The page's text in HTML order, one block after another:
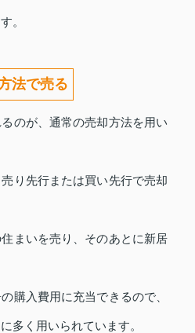
。
法で売る
のが、通常の売却方法を用い
り先行または買い先行で売却
まいを売り、そのあとに新居
購入費用に充当できるので、
多く用いられています。